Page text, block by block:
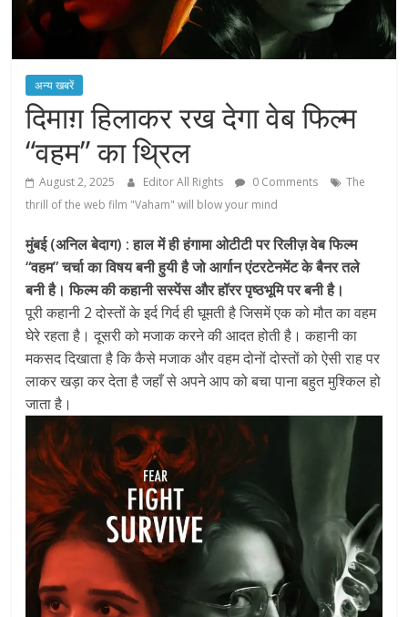
अन्य खबरें
दिमाग़ हिलाकर रख देगा वेब फिल्म
“वहम” का थ्रिल
August 2, 2025 Editor All Rights 0 Comments
The
thrill of the web film "Vaham" will blow your mind
मुंबई (अनिल बेदाग) : हाल में ही हंगामा ओटीटी पर रिलीज़ वेब फिल्म
“वहम” चर्चा का विषय बनी हुयी है जो आर्गान एंटरटेनमेंट के बैनर तले
बनी है। फिल्म की कहानी सस्पेंस और हॉरर पृष्ठभूमि पर बनी है।
पूरी कहानी 2 दोस्तों के इर्द गिर्द ही घूमती है जिसमें एक को मौत का वहम
घेरे रहता है। दूसरी को मजाक करने की आदत होती है। कहानी का
मकसद दिखाता है कि कैसे मजाक और वहम दोनों दोस्तों को ऐसी राह पर
लाकर खड़ा कर देता है जहाँ से अपने आप को बचा पाना बहुत मुश्किल हो
जाता है।